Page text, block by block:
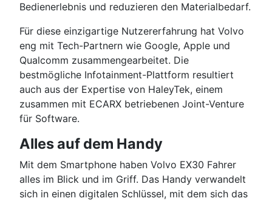
Bedienerlebnis und reduzieren den Materialbedarf.
Für diese einzigartige Nutzererfahrung hat Volvo
eng mit Tech-Partnern wie Google, Apple und
Qualcomm zusammengearbeitet. Die
bestmögliche Infotainment-Plattform resultiert
auch aus der Expertise von HaleyTek, einem
zusammen mit ECARX betriebenen Joint-Venture
für Software.
Alles auf dem Handy
Mit dem Smartphone haben Volvo EX30 Fahrer
alles im Blick und im Griff. Das Handy verwandelt
sich in einen digitalen Schlüssel, mit dem sich das